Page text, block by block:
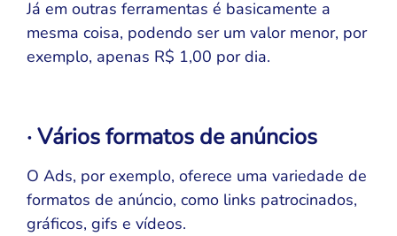
Já em outras ferramentas é basicamente a
mesma coisa, podendo ser um valor menor, por
exemplo, apenas R$ 1,00 por dia.
· Vários formatos de anúncios
O Ads, por exemplo, oferece uma variedade de
formatos de anúncio, como links patrocinados,
gráficos, gifs e vídeos.